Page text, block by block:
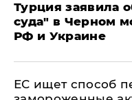
Турция заявила
суда" в Черном
РФ и Украине
ЕС ищет способ